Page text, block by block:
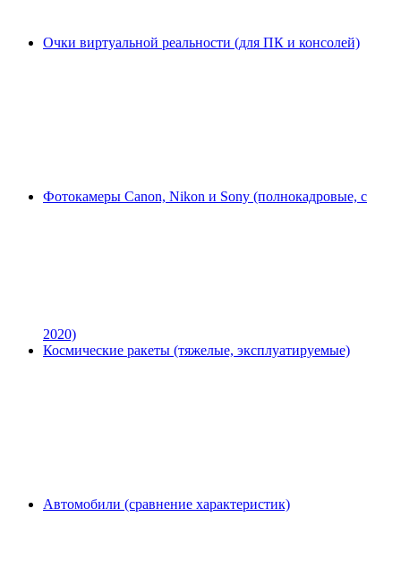
Очки виртуальной реальности (для ПК и консолей)
Фотокамеры Canon, Nikon и Sony (полнокадровые, с
2020)
Космические ракеты (тяжелые, эксплуатируемые)
Автомобили (сравнение характеристик)